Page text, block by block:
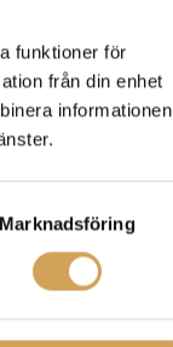
funktioner för
från din enhet
informationen
Marknadsföring